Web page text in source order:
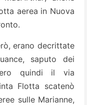
aerea in Nuova
erano decrittate
saputo dei
quindi il via
Flotta scatenò
sulle Marianne,